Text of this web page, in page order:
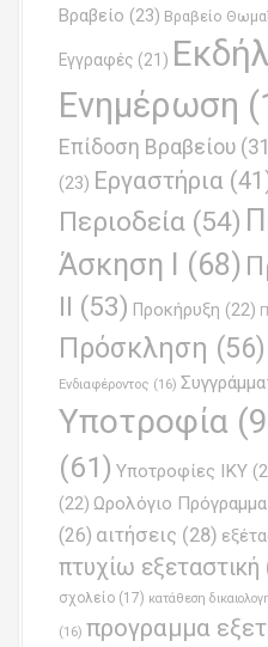
Βραβείο (23) Βραβείο
Εγγραφές (21)
Ενημέρωση
Επίδοση Βραβείου
(23) Εργαστήρια
Περιοδεία (54)
Άσκηση Ι
(68)
ΙΙ (53) Προκήρυξη (22)
Πρόσκληση (56)
Ενδιαφέροντος (16)
Υποτροφία
(61) Υποτροφίες ΙΚΥ
(22) Ωρολόγιο Πρόγραμμα
(26) αιτήσεις (28)
πτυχίω εξεταστική
σχολείο (17) κατάθεση
(16) προγραμμα